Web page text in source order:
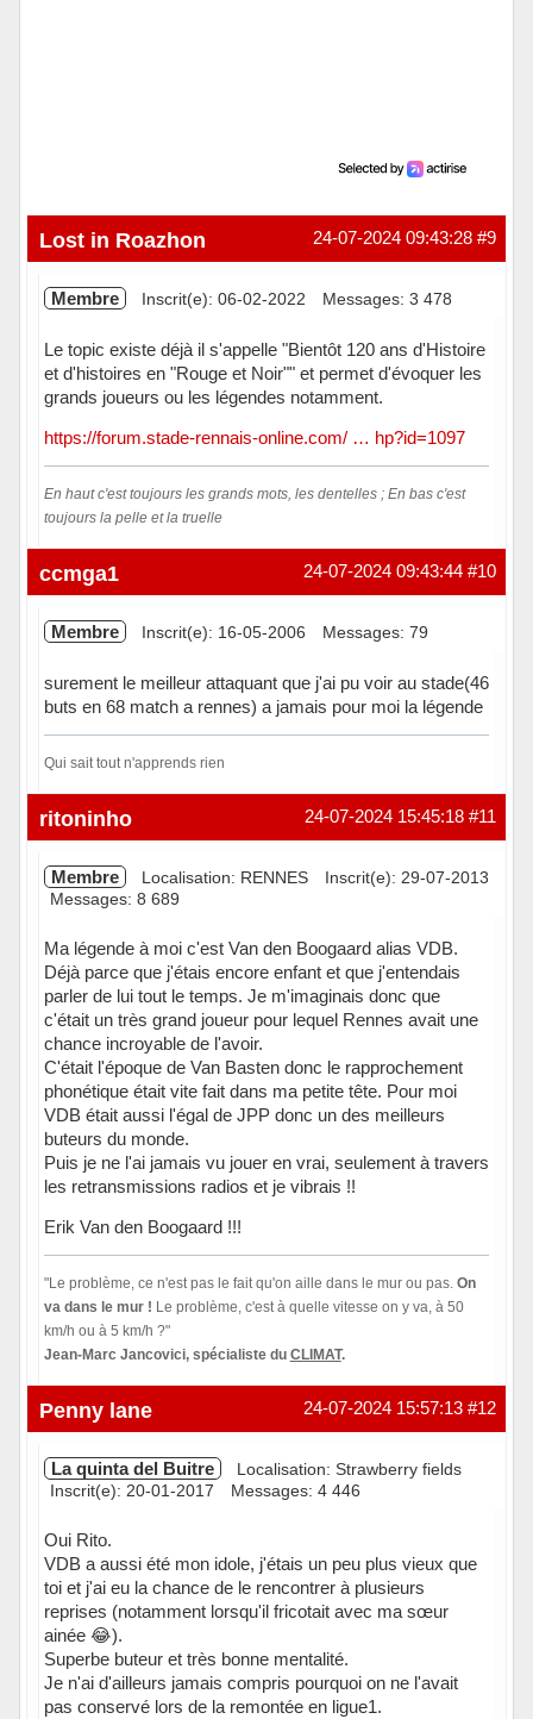
#9
24-07-2024 09:43:28
Lost in Roazhon
Membre Inscrit(e): 06-02-2022 Messages: 3 478
Le topic existe déjà il s'appelle "Bientôt 120 ans d'Histoire
et d'histoires en "Rouge et Noir"" et permet d'évoquer les
grands joueurs ou les légendes notamment.
https://forum.stade-rennais-online.com/ … hp?id=1097
En haut c'est toujours les grands mots, les dentelles ; En bas c'est
toujours la pelle et la truelle
Hors ligne #10
24-07-2024 09:43:44
ccmga1
Membre Inscrit(e): 16-05-2006 Messages: 79
surement le meilleur attaquant que j'ai pu voir au stade(46
buts en 68 match a rennes) a jamais pour moi la légende
Qui sait tout n'apprends rien
Hors ligne #11
24-07-2024 15:45:18
ritoninho
Membre Localisation: RENNES
Inscrit(e): 29-07-2013
Messages: 8 689
Ma légende à moi c'est Van den Boogaard alias VDB.
Déjà parce que j'étais encore enfant et que j'entendais
parler de lui tout le temps. Je m'imaginais donc que
c'était un très grand joueur pour lequel Rennes avait une
chance incroyable de l'avoir.
C'était l'époque de Van Basten donc le rapprochement
phonétique était vite fait dans ma petite tête. Pour moi
VDB était aussi l'égal de JPP donc un des meilleurs
buteurs du monde.
Puis je ne l'ai jamais vu jouer en vrai, seulement à travers
les retransmissions radios et je vibrais !!
Erik Van den Boogaard !!!
"Le problème, ce n'est pas le fait qu'on aille dans le mur ou pas. On
va dans le mur ! Le problème, c'est à quelle vitesse on y va, à 50
km/h ou à 5 km/h ?"
Jean-Marc Jancovici, spécialiste du CLIMAT.
Hors ligne #12
24-07-2024 15:57:13
Penny lane
La quinta del Buitre
Localisation: Strawberry fields
Inscrit(e): 20-01-2017
Messages: 4 446
Oui Rito.
VDB a aussi été mon idole, j'étais un peu plus vieux que
toi et j'ai eu la chance de le rencontrer à plusieurs
reprises (notamment lorsqu'il fricotait avec ma sœur
ainée 😂).
Superbe buteur et très bonne mentalité.
Je n'ai d'ailleurs jamais compris pourquoi on ne l'avait
pas conservé lors de la remontée en ligue1.